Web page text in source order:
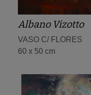
Albano Vizotto
VASO C/ FLORES
60 x 50 cm